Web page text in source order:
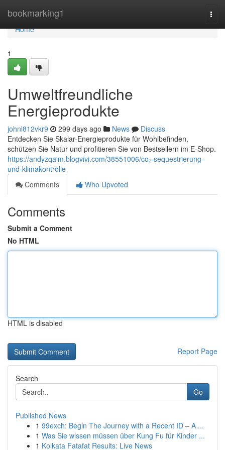
bookmarking1
Home
Home
1
Umweltfreundliche
Energieprodukte
johnl812vkr9 299 days ago News
Discuss
Entdecken Sie Skalar-Energieprodukte für Wohlbefinden,
schützen Sie Natur und profitieren Sie von Bestsellern im E-Shop.
https://andyzqaim.blogvivi.com/38551006/co₂-sequestrierung-
und-klimakontrolle
Comments
Who Upvoted
Comments
Submit a Comment
No HTML
HTML is disabled
Report Page
Search
Go
Published News
1 99exch: Begin The Journey with a Recent ID – A ...
1 Was Sie wissen müssen über Kung Fu für Kinder ...
1 Kolkata Fatafat Results: Live News